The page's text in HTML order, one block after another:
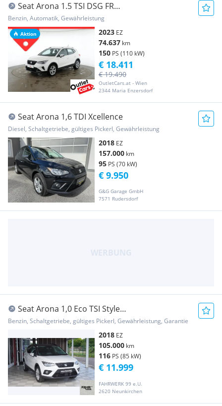
Aktion
Seat Arona 1.5 TSI DSG FR
LED+NAVI+Sportp.+Virtual+PD
Benzin, Automatik, Gewährleistung
2023 EZ
74.637 km
150 PS (110 kW)
OutletCars.at - Wien
2344 Maria Enzersdorf
€ 19.490
€ 18.411
Seat Arona 1,6 TDI Xcellence
Diesel, Schaltgetriebe, gültiges Pickerl, Gewährleistung
2018 EZ
157.000 km
95 PS (70 kW)
G&G Garage GmbH
7571 Rudersdorf
€ 9.950
Seat Arona 1,0 Eco TSI Style
//TOPZUSTAND//PICKERL//...
Benzin, Schaltgetriebe, gültiges Pickerl, Gewährleistung, Garantie
2018 EZ
105.000 km
116 PS (85 kW)
FAHRWERK 99 e.U.
2620 Neunkirchen
€ 11.999